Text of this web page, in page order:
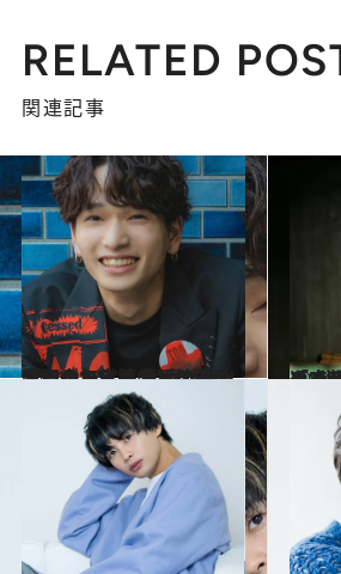
RELATED
関連記事
2024.2.21
【初めから読む】地元のコンビニ、カラオケ、引越し… バイト漬けのやんちゃ少年・鈴木 曉がホリプロから堂々デビューをするまで
カルチャー 「ゆき兄としてもみんなを支えたかった」8LOOMメンバーの綱啓
カル